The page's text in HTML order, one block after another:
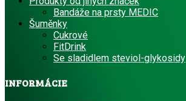
Bandáže na prsty MEDIC
Šuměnky
Cukrové
FitDrink
Se sladidlem steviol-glykosidy
INFORMÁCIE